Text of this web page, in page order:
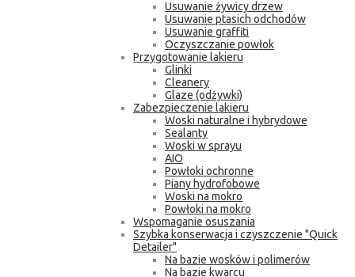
Usuwanie żywicy drzew
Usuwanie ptasich odchodów
Usuwanie graffiti
Oczyszczanie powłok
Przygotowanie lakieru
Glinki
Cleanery
Glaze (odżywki)
Zabezpieczenie lakieru
Woski naturalne i hybrydowe
Sealanty
Woski w sprayu
AIO
Powłoki ochronne
Piany hydrofobowe
Woski na mokro
Powłoki na mokro
Wspomaganie osuszania
Szybka konserwacja i czyszczenie "Quick
Detailer"
Na bazie wosków i polimerów
Na bazie kwarcu